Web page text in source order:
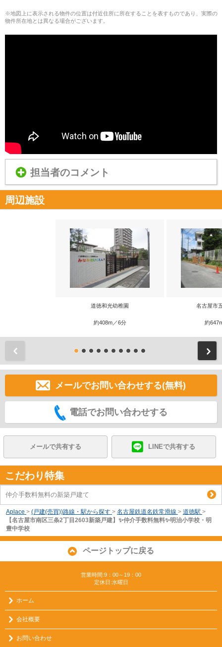
※地図上に表示される物件の位置は付近住所に所在することを表すものであり、実際の
物件所在地とは異なる場合がございます。
担当者のコメント
周辺施設
道徳和光幼稚園
約408m／6分
名古屋市
約
メールでお問い合わせする(無料)
電話でお問い合わせする
メールで共有する LINEで共有する
こだわり特集
仲介手数料無料の新築戸建て
Aplace > (戸建(売買))路線・駅から探す > 名古屋鉄道名鉄常滑線 > 道徳駅 >
【名古屋市南区三条2丁目2603新築戸建】✨️仲介手数料無料✨️明治小学校・明
豊中学校
ページトップに戻る
営業時間:9：00～19：00
定休日:水曜日
ホーム
会社概要
お問い合わせ